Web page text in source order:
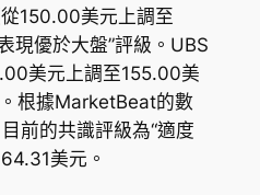
150.00美元上調至
現優於大盤”評級。UBS
美元上調至155.00美
根據MarketBeat的數
前的共識評級為“適度
美元。